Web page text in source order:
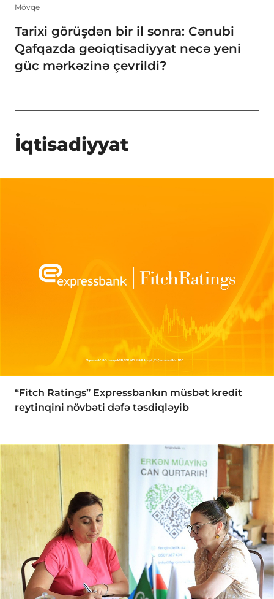
Mövqe
Tarixi görüşdən bir il sonra: Cənubi
Qafqazda geoiqtisadiyyat necə yeni
güc mərkəzinə çevrildi?
İqtisadiyyat
“Fitch Ratings” Expressbankın müsbət kredit
reytinqini növbəti dəfə təsdiqləyib